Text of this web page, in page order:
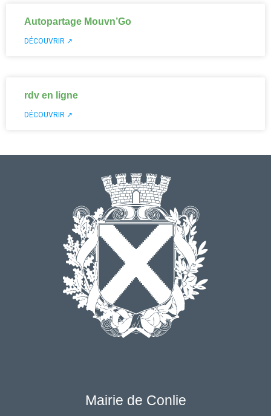
Autopartage Mouvn’Go
DÉCOUVRIR ↗
rdv en ligne
DÉCOUVRIR ↗
Mairie de Conlie